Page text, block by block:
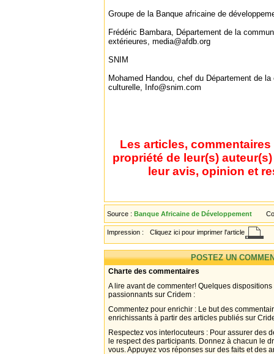
Groupe de la Banque africaine de
Frédéric Bambara, Département de la
extérieures, media@afdb.org
SNIM
Mohamed Handou, chef du Département de
culturelle, Info@snim.com
Les articles,
propriété de leur(s)
leur avis, opinion et
Source : Banque Africaine de Développement
(BAD)
Impression : Cliquez ici pour imprimer l'article
POSTEZ UN
Charte des commentaires
A lire avant de commenter! Quelques
passionnants sur Cridem :
Commentez pour enrichir : Le but des
enrichissants à partir des articles publiés sur
Respectez vos interlocuteurs : Pour assurer des
le respect des participants. Donnez à chacun le
vous. Appuyez vos réponses sur des faits et des